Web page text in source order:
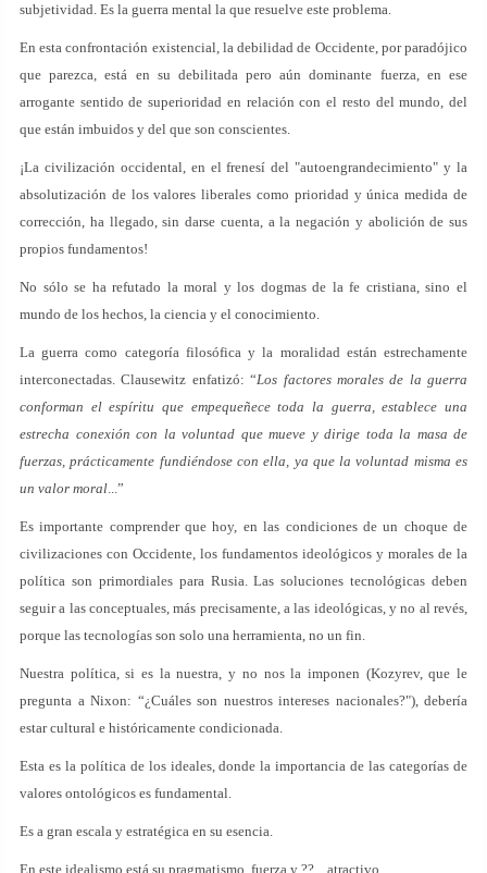
subjetividad. Es la guerra mental la que resuelve este problema.
En esta confrontación existencial, la debilidad de Occidente, por paradójico
que parezca, está en su debilitada pero aún dominante fuerza, en ese
arrogante sentido de superioridad en relación con el resto del mundo, del
que están imbuidos y del que son conscientes.
¡La civilización occidental, en el frenesí del "autoengrandecimiento" y la
absolutización de los valores liberales como prioridad y única medida de
corrección, ha llegado, sin darse cuenta, a la negación y abolición de sus
propios fundamentos!
No sólo se ha refutado la moral y los dogmas de la fe cristiana, sino el
mundo de los hechos, la ciencia y el conocimiento.
La guerra como categoría filosófica y la moralidad están estrechamente
interconectadas. Clausewitz enfatizó: “Los factores morales de la guerra
conforman el espíritu que empequeñece toda la guerra, establece una
estrecha conexión con la voluntad que mueve y dirige toda la masa de
fuerzas, prácticamente fundiéndose con ella, ya que la voluntad misma es
un valor moral...”
Es importante comprender que hoy, en las condiciones de un choque de
civilizaciones con Occidente, los fundamentos ideológicos y morales de la
política son primordiales para Rusia. Las soluciones tecnológicas deben
seguir a las conceptuales, más precisamente, a las ideológicas, y no al revés,
porque las tecnologías son solo una herramienta, no un fin.
Nuestra política, si es la nuestra, y no nos la imponen (Kozyrev, que le
pregunta a Nixon: “¿Cuáles son nuestros intereses nacionales?"), debería
estar cultural e históricamente condicionada.
Esta es la política de los ideales, donde la importancia de las categorías de
valores ontológicos es fundamental.
Es a gran escala y estratégica en su esencia.
En este idealismo está su pragmatismo, fuerza y ??... atractivo.